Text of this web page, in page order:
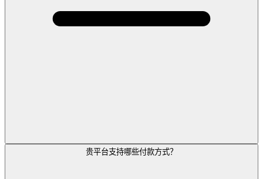
贵平台支持哪些付款方式？